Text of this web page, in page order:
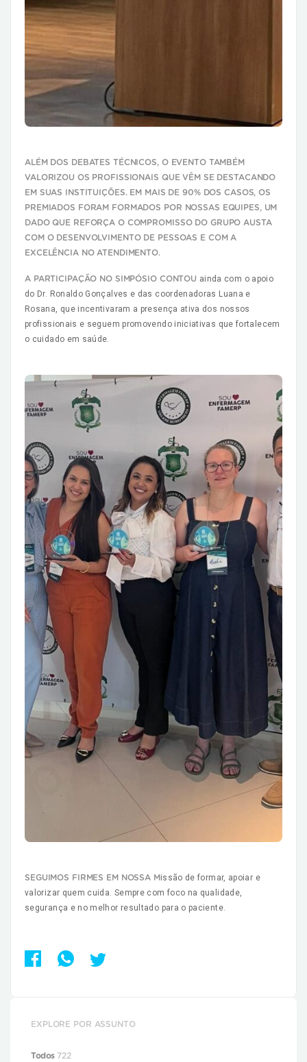
ALÉM DOS DEBATES TÉCNICOS, O EVENTO TAMBÉM
VALORIZOU OS PROFISSIONAIS QUE VÊM SE DESTACANDO
EM SUAS INSTITUIÇÕES. EM MAIS DE 90% DOS CASOS, OS
PREMIADOS FORAM FORMADOS POR NOSSAS EQUIPES, UM
DADO QUE REFORÇA O COMPROMISSO DO GRUPO AUSTA
COM O DESENVOLVIMENTO DE PESSOAS E COM A
EXCELÊNCIA NO ATENDIMENTO.
A PARTICIPAÇÃO NO SIMPÓSIO CONTOU ainda com o apoio
do Dr. Ronaldo Gonçalves e das coordenadoras Luana e
Rosana, que incentivaram a presença ativa dos nossos
profissionais e seguem promovendo iniciativas que fortalecem
o cuidado em saúde.
SEGUIMOS FIRMES EM NOSSA M issão de formar, apoiar e
valorizar quem cuida. Sempre com foco na qualidade,
segurança e no melhor resultado para o paciente.
EXPLORE POR ASSUNTO
Todos 722